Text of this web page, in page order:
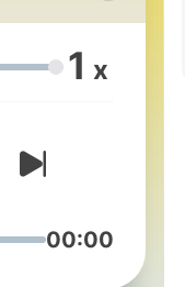
DE
DEL
TE
DEL
1 x
00:00